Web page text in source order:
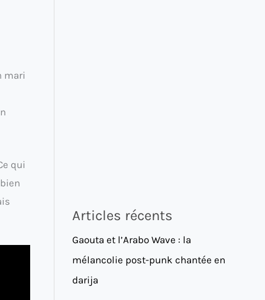
mari
qui
Articles récents
Gaouta et l’Arabo Wave : la
mélancolie post-punk chantée en
darija